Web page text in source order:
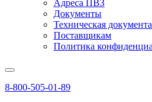
Адреса ПВЗ
Документы
Техническая
Поставщикам
Политика
8-800-505-01-89